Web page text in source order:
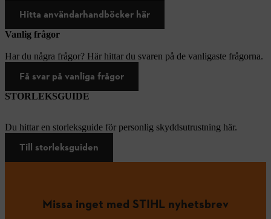
Hitta användarhandböcker här
Vanlig frågor
Har du några frågor? Här hittar du svaren på de vanligaste frågorna.
Få svar på vanliga frågor
STORLEKSGUIDE
Du hittar en storleksguide för personlig skyddsutrustning här.
Till storleksguiden
Missa inget med STIHL nyhetsbrev